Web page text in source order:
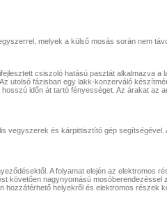
melyek a külső mosás során nem
csiszoló hatású pasztát alkalmazva a
utolsó fázisban egy lakk-konzerváló
időn át tartó fényességet. Az árakat az
vegyszerek és kárpittisztító gép segítségével.
A folyamat elején az elektromos
követően nagynyomású mosóberendezéssel
hozzáférhető helyekről és elektromos részek